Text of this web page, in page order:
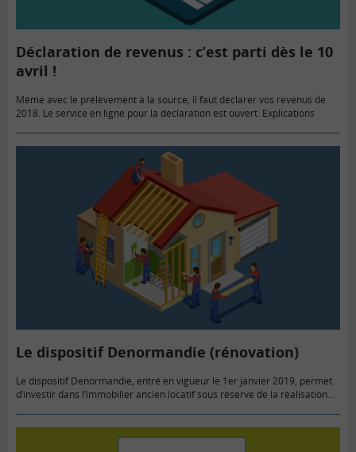
Déclaration de revenus : c’est parti dès le 10
avril !
Même avec le prélèvement à la source, il faut déclarer vos revenus de
2018. Le service en ligne pour la déclaration est ouvert. Explications
Le dispositif Denormandie (rénovation)
Le dispositif Denormandie, entré en vigueur le 1er janvier 2019, permet
d’investir dans l’immobilier ancien locatif sous réserve de la réalisation